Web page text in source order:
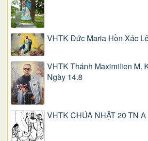
VHTK Đức Maria Hồn Xác
VHTK Thánh Maximilien M.
Ngày 14.8
VHTK CHÚA NHẬT 20 TN A